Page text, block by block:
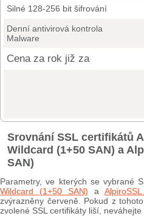
Silné 128-256 bit šifrování
Denní antivirová kontrola
Malware
Cena za rok již za
Srovnání SSL certifikátů
Wildcard (1+50 SAN) a
SAN)
Parametry, ve kterých se vybrané
Wildcard (1+50 SAN) a
zvýrazněny červeně. Pokud z
zvolené SSL certifikáty liší,